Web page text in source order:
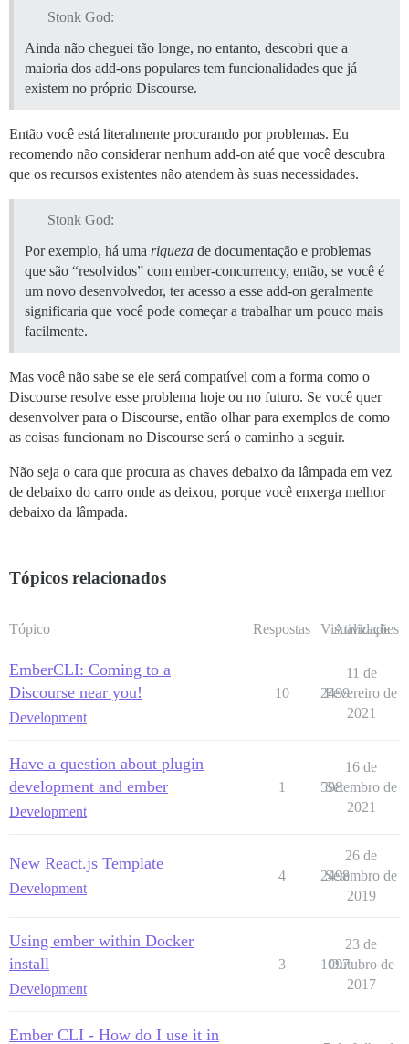
Stonk God:
Ainda não cheguei tão longe, no entanto, descobri que a
maioria dos add-ons populares tem funcionalidades que já
existem no próprio Discourse.
Então você está literalmente procurando por problemas. Eu
recomendo não considerar nenhum add-on até que você descubra
que os recursos existentes não atendem às suas necessidades.
Stonk God:
Por exemplo, há uma riqueza de documentação e problemas
que são “resolvidos” com ember-concurrency, então, se você é
um novo desenvolvedor, ter acesso a esse add-on geralmente
significaria que você pode começar a trabalhar um pouco mais
facilmente.
Mas você não sabe se ele será compatível com a forma como o
Discourse resolve esse problema hoje ou no futuro. Se você quer
desenvolver para o Discourse, então olhar para exemplos de como
as coisas funcionam no Discourse será o caminho a seguir.
Não seja o cara que procura as chaves debaixo da lâmpada em vez
de debaixo do carro onde as deixou, porque você enxerga melhor
debaixo da lâmpada.
Tópicos relacionados
Tópico Respostas Visualizações
Atividade
EmberCLI: Coming to a
Discourse near you!
Development
10 2499
11 de
Fevereiro de
2021
Have a question about plugin
development and ember
Development
1 598
16 de
Setembro de
2021
New React.js Template
Development
4 2498
26 de
Setembro de
2019
Using ember within Docker
install
Development
3 1097
23 de
Outubro de
2017
Ember CLI - How do I use it in